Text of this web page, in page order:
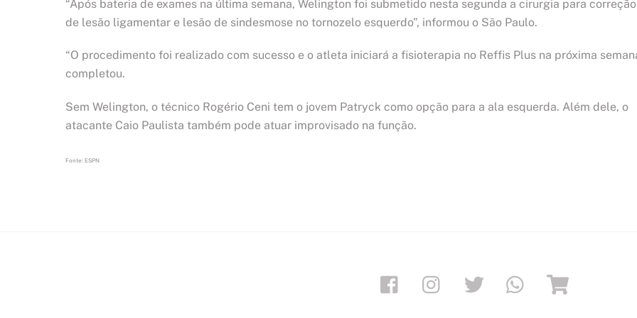
“Após bateria de exames na última semana, Welington foi submetido nesta segunda a cirurgia para correção
de lesão ligamentar e lesão de sindesmose no tornozelo esquerdo”, informou o São Paulo.
“O procedimento foi realizado com sucesso e o atleta iniciará a fisioterapia no Reffis Plus na próxima
completou.
Sem Welington, o técnico Rogério Ceni tem o jovem Patryck como opção para a ala esquerda. Além dele, o
atacante Caio Paulista também pode atuar improvisado na função.
Fonte: ESPN
Facebook Instagram Twitter Whatsapp